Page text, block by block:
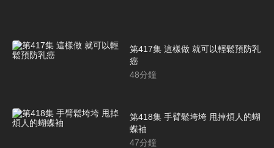
第417集 這樣做 就可以輕鬆預防乳
癌
48分鐘
第418集 手臂鬆垮垮 甩掉煩人的蝴
蝶袖
47分鐘